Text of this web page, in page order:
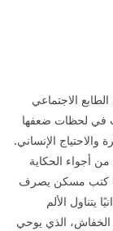
https://
الاجتماعي
في لحظات ضعفها
والاحتياج الإنساني.
أجواء الحكاية
كما كتب مسكن يصرف
يتناول الألم
الخفاش، الذي يوحي